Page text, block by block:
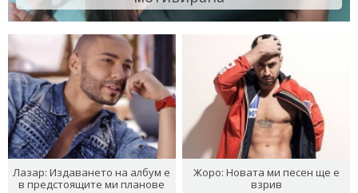
Лазар: Издаването на албум е
в предстоящите ми планове
Жоро: Новата ми песен ще е
взрив